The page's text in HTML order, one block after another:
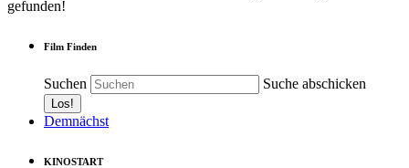
gefunden!
Film Finden
Suchen Suche abschicken
Demnächst
KINOSTART